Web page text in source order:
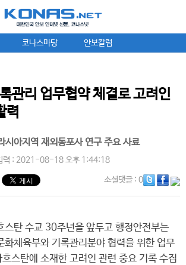
코나스마당 안보칼럼
관리 업무협약 체결로 고려인
력
시아지역 재외동포사 연구 주요 사료
력 : 2021-08-18 오후 1:44:18
소셜댓글: 0
스탄 수교 30주년을 앞두고 행정안전부는
화체육부와 기록관리분야 협력을 위한 업무
스탄에 소재한 고려인 관련 중요 기록 수집